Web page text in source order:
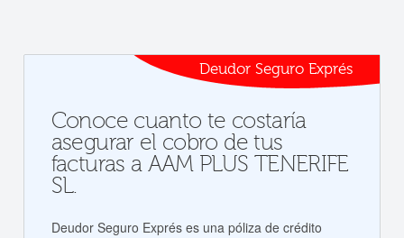
Deudor Seguro Exprés
Conoce cuanto te costaría
asegurar el cobro de tus
facturas a AAM PLUS TENERIFE
SL.
Deudor Seguro Exprés es una póliza de crédito